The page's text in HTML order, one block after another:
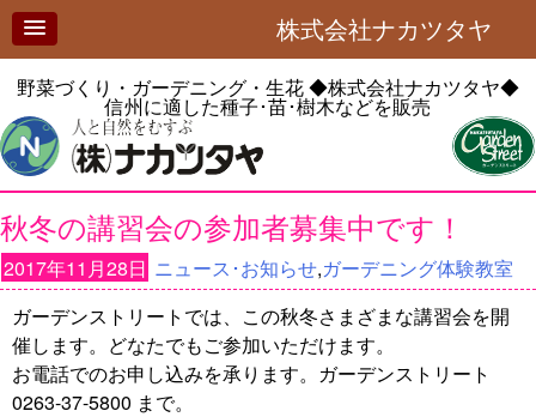
株式会社ナカツタヤ
野菜づくり・ガーデニング・生花◆株式会社ナカツタヤ◆
信州に適した種子･苗･樹木などを販売
秋冬の講習会の参加者募集中です！
2017年11月28日 ニュース･お知らせ,ガーデニング体験教室
ガーデンストリートでは、この秋冬さまざまな講習会を開
催します。どなたでもご参加いただけます。
お電話でのお申し込みを承ります。ガーデンストリート
0263-37-5800 まで。